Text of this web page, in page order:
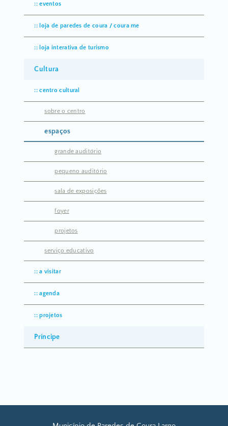
eventos
loja de paredes de coura / coura me
loja interativa de turismo
Cultura
centro cultural
sobre o centro
espaços
grande auditório
pequeno auditório
sala de exposições
foyer
projetos
serviço educativo
a visitar
agenda
projetos
Príncipe